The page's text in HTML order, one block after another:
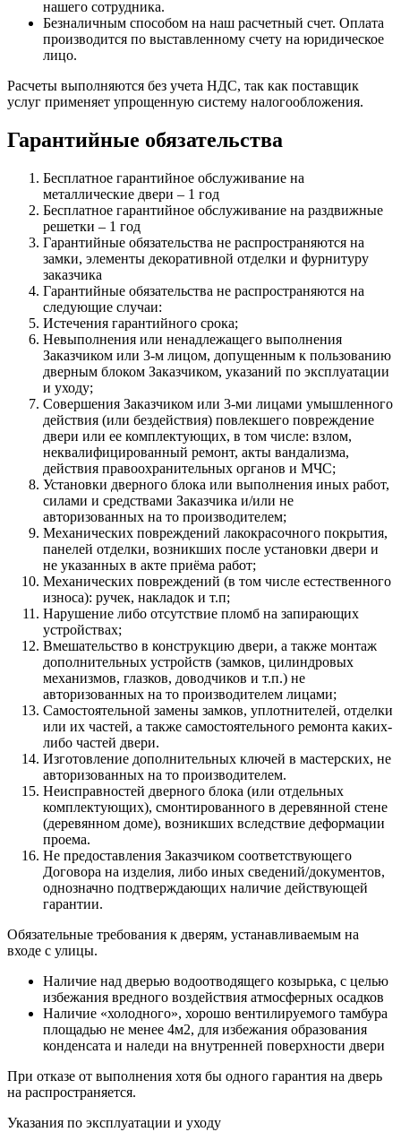
нашего сотрудника.
Безналичным способом на наш расчетный счет. Оплата
производится по выставленному счету на юридическое
лицо.
Расчеты выполняются без учета НДС, так как поставщик
услуг применяет упрощенную систему налогообложения.
Гарантийные обязательства
Бесплатное гарантийное обслуживание на
металлические двери – 1 год
Бесплатное гарантийное обслуживание на раздвижные
решетки – 1 год
Гарантийные обязательства не распространяются на
замки, элементы декоративной отделки и фурнитуру
заказчика
Гарантийные обязательства не распространяются на
следующие случаи:
Истечения гарантийного срока;
Невыполнения или ненадлежащего выполнения
Заказчиком или 3-м лицом, допущенным к пользованию
дверным блоком Заказчиком, указаний по эксплуатации
и уходу;
Совершения Заказчиком или 3-ми лицами умышленного
действия (или бездействия) повлекшего повреждение
двери или ее комплектующих, в том числе: взлом,
неквалифицированный ремонт, акты вандализма,
действия правоохранительных органов и МЧС;
Установки дверного блока или выполнения иных работ,
силами и средствами Заказчика и/или не
авторизованных на то производителем;
Механических повреждений лакокрасочного покрытия,
панелей отделки, возникших после установки двери и
не указанных в акте приёма работ;
Механических повреждений (в том числе естественного
износа): ручек, накладок и т.п;
Нарушение либо отсутствие пломб на запирающих
устройствах;
Вмешательство в конструкцию двери, а также монтаж
дополнительных устройств (замков, цилиндровых
механизмов, глазков, доводчиков и т.п.) не
авторизованных на то производителем лицами;
Самостоятельной замены замков, уплотнителей, отделки
или их частей, а также самостоятельного ремонта каких-
либо частей двери.
Изготовление дополнительных ключей в мастерских, не
авторизованных на то производителем.
Неисправностей дверного блока (или отдельных
комплектующих), смонтированного в деревянной стене
(деревянном доме), возникших вследствие деформации
проема.
Не предоставления Заказчиком соответствующего
Договора на изделия, либо иных сведений/документов,
однозначно подтверждающих наличие действующей
гарантии.
Обязательные требования к дверям, устанавливаемым на
входе с улицы.
Наличие над дверью водоотводящего козырька, с целью
избежания вредного воздействия атмосферных осадков
Наличие «холодного», хорошо вентилируемого тамбура
площадью не менее 4м2, для избежания образования
конденсата и наледи на внутренней поверхности двери
При отказе от выполнения хотя бы одного гарантия на дверь
на распространяется.
Указания по эксплуатации и уходу